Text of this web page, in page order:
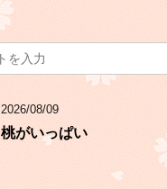
2026/08/09
桃がいっぱい